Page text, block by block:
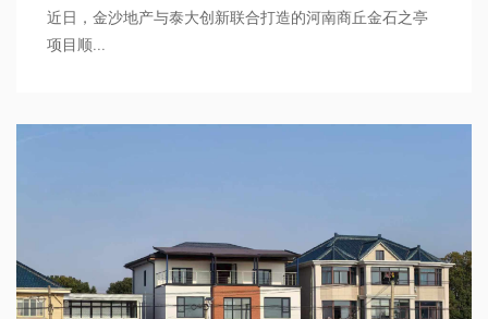
近日，金沙地产与泰大创新联合打造的河南商丘金石之亭
项目顺...